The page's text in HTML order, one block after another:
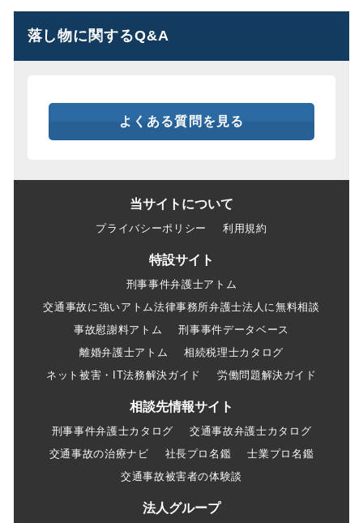
落し物に関するQ&A
よくある質問を見る
当サイトについて
プライバシーポリシー 利用規約
特設サイト
刑事事件弁護士アトム
交通事故に強いアトム法律事務所弁護士法人に無料相談
事故慰謝料アトム
刑事事件データベース
離婚弁護士アトム
相続税理士カタログ
ネット被害・IT法務解決ガイド
労働問題解決ガイド
相談先情報サイト
刑事事件弁護士カタログ
交通事故弁護士カタログ
交通事故の治療ナビ
社長プロ名鑑
士業プロ名鑑
交通事故被害者の体験談
法人グループ